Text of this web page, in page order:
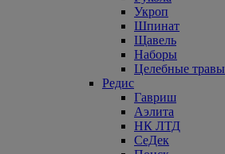
Укроп
Шпинат
Щавель
Наборы
Целебные травы
Редис
Гавриш
Аэлита
НК ЛТД
СеДек